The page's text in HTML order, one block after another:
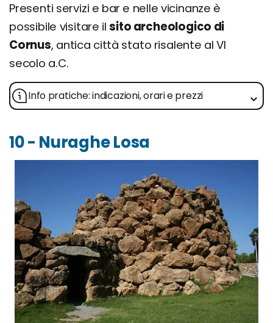
Presenti servizi e bar e nelle vicinanze è
possibile visitare ilsito archeologico di
Cornus, antica città stato risalente al VI
secolo a.C.
Info pratiche: indicazioni, orari e prezzi
10 - Nuraghe Losa